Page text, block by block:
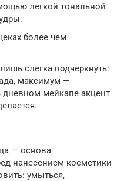
легкой тональной
более чем
слегка подчеркнуть:
максимум —
дневном мейкапе акцент
— основа
нанесением косметики
умыться,